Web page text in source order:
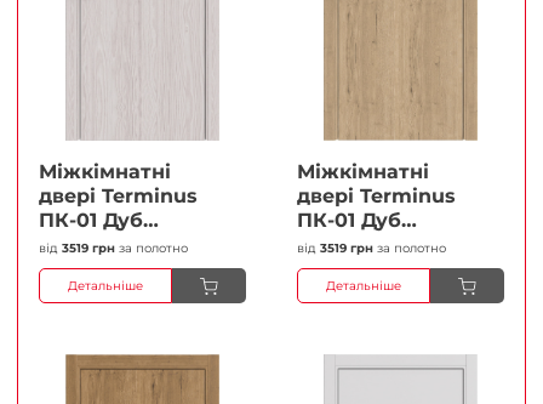
Міжкімнатні
двері Terminus
ПК-01 Дуб
перлиний Глухі
Плівка
від 3519 грн за полотно
Детальніше
Міжкімнатні
двері Terminus
ПК-01 Дуб
класичний Глухі
Плівка
від 3519 грн за полотно
Детальніше